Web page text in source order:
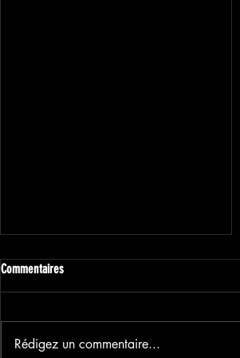
Commentaires
Rédigez un commentaire...